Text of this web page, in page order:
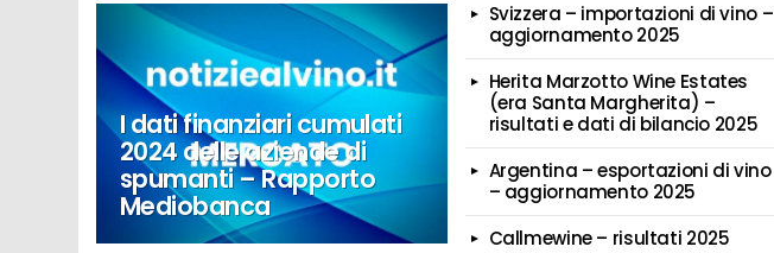
I dati finanziari cumulati
2024 delle aziende di
spumanti – Rapporto
Mediobanca
Svizzera – importazioni di vino –
aggiornamento 2025
Herita Marzotto Wine Estates
(era Santa Margherita) –
risultati e dati di bilancio 2025
Argentina – esportazioni di vino
– aggiornamento 2025
Callmewine – risultati 2025